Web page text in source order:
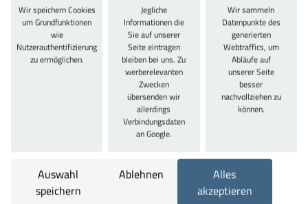
Farbe Türen/Schubladen
Auswahl nicht eindeutig... Bitte gehen Sie die einzelnen Punkte
komplett durch und treffen eine Auswahl. Erst dann erhalten Sie
einen bestellbaren Artikel mit Preis und Lieferzeit!
Wir speichern Cookies
um Grundfunktionen
wie
Nutzerauthentifizierung
zu ermöglichen.
Jegliche
Informationen die
Sie auf unserer
Seite eintragen
bleiben bei uns. Zu
werberelevanten
Zwecken
übersenden wir
allerdings
Verbindungsdaten
an Google.
Wir sammeln
Datenpunkte des
generierten
Webtraffics, um
Abläufe auf
unserer Seite
besser
nachvollziehen zu
können.
Auswahl
speichern
Ablehnen
Alles
akzeptieren